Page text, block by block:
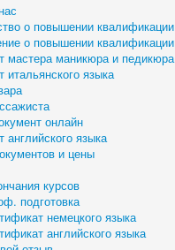
о повышении квалификации
о повышении квалификации
мастера маникюра и педикюра
итальянского языка
онлайн
английского языка
и цены
курсов
подготовка
немецкого языка
английского языка